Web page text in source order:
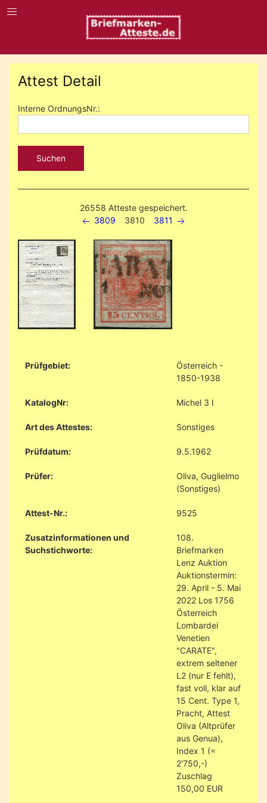
Attest Detail
Interne OrdnungsNr.:
Suchen
26558 Atteste gespeichert.
3809
3810 3811
Prüfgebiet:
Österreich -
1850-1938
KatalogNr: Michel 3 I
Art des Attestes: Sonstiges
Prüfdatum: 9.5.1962
Prüfer:
Oliva, Guglielmo
(Sonstiges)
Attest-Nr.: 9525
Zusatzinformationen und
Suchstichworte:
108.
Briefmarken
Lenz Auktion
Auktionstermin:
29. April - 5. Mai
2022 Los 1756
Österreich
Lombardei
Venetien
"CARATE",
extrem seltener
L2 (nur E fehlt),
fast voll, klar auf
15 Cent. Type 1,
Pracht, Attest
Oliva (Altprüfer
aus Genua),
Index 1 (=
2'750,-)
Zuschlag
150,00 EUR